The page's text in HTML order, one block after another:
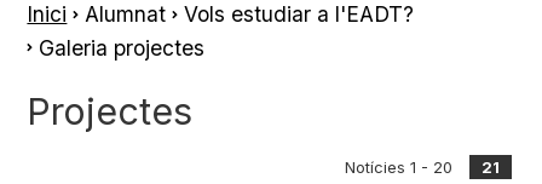
Fil
d'ariadna
Inici Alumnat Vols estudiar a l'EADT?
Galeria projectes
Projectes
Notícies 1 - 20 21